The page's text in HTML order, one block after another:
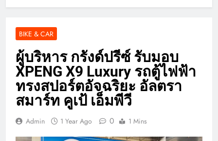
BIKE & CAR
ผู้บริหาร กรังด์ปรีซ์ รับมอบ
XPENG X9 Luxury รถตู้ไฟฟ้า
ทรงสปอร์ตอัจฉริยะ อัลตรา
สมาร์ท คูเป้ เอ็มพีวี
Admin 1 Year Ago 0 1 Mins